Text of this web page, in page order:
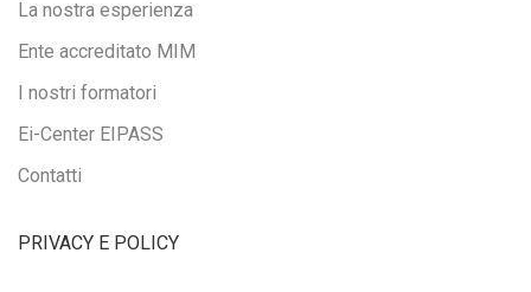
La nostra esperienza
Ente accreditato MIM
I nostri formatori
Ei-Center EIPASS
Contatti
PRIVACY E POLICY